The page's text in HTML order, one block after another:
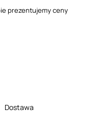
prezentujemy ceny
Dostawa